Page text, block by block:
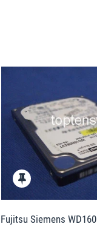
Fujitsu Siemens